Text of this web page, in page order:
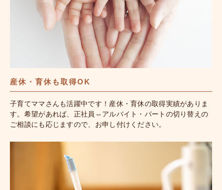
産休・育休も取得OK
子育てママさんも活躍中です！産休・育休の取得実績がありま
す。希望があれば、正社員⇔アルバイト・パートの切り替えの
ご相談にも応じますので、お申し付けください。